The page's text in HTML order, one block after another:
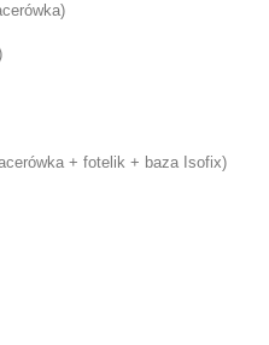
+ fotelik + baza Isofix)